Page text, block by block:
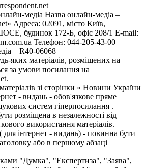
медіа Назва онлайн-медіа –
Адреса: 02091, місто Київ,
будинок 172-Б, офіс 208/1 E-mail:
Телефон: 044-205-43-00
– R40-06068
яких матеріалів, розміщених на
за умови посилання на
зі сторінки « Новини України
- видань - обов'язкове пряме
систем гіперпосилання .
розміщена в незалежності від
використання матеріалів.
для інтернет - видань) - повинна бути
або в першому абзаці
"Думка", "Експертиза", "Заява",